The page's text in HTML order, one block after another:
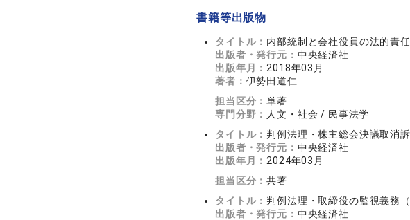
書籍等出版物
タイトル： 内部統制と会社役員の法的責
出版者・発行元： 中央経済社
出版年月： 2018年03月
著者： 伊勢田道仁
担当区分：単著
専門分野： 人文・社会 / 民事法学
タイトル： 判例法理・株主総会決議取消
出版者・発行元： 中央経済社
出版年月： 2024年03月
担当区分：共著
タイトル： 判例法理・取締役の監視義務（
出版者・発行元： 中央経済社